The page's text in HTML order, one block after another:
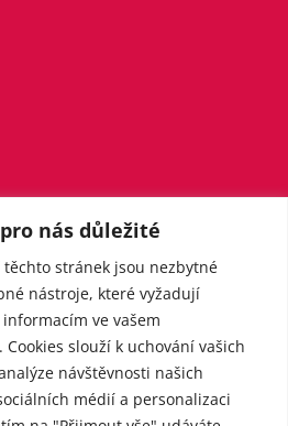
nás důležité
stránek jsou nezbytné
nástroje, které vyžadují
ve vašem
slouží k uchování vašich
návštěvnosti našich
médií a personalizaci